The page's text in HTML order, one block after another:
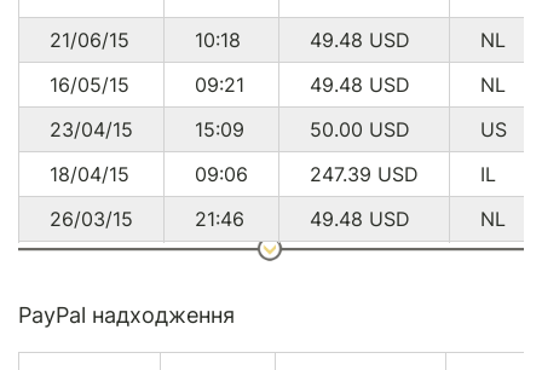
21/06/15 10:18 49.48 USD
NL
16/05/15
09:21 49.48 USD
NL
23/04/15
15:09 50.00 USD
US
18/04/15
09:06 247.39 USD
IL
26/03/15
21:46 49.48 USD
NL
PayPal надходження